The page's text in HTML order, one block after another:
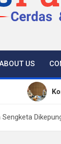
US
Sengketa